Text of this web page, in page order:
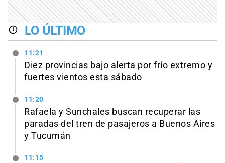
LO ÚLTIMO
11:21
Diez provincias bajo alerta por frío extremo y
fuertes vientos esta sábado
11:20
Rafaela y Sunchales buscan recuperar las
paradas del tren de pasajeros a Buenos Aires
y Tucumán
11:15